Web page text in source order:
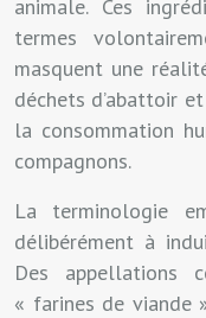
animale. Ces
termes
masquent une
déchets d’abattoir
la consommation
compagnons.
La terminologie
délibérément à
Des appellations
« farines de viande